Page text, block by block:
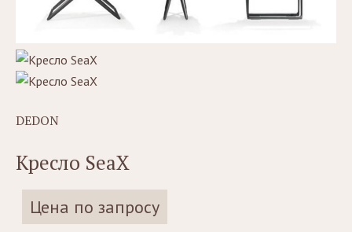
DEDON
Кресло SeaX
Цена по запросу